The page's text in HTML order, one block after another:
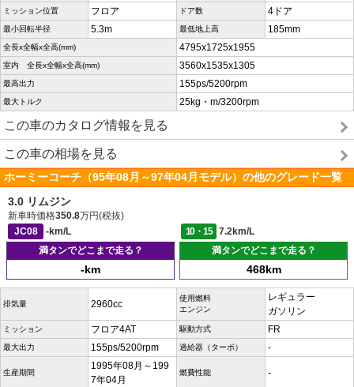
ミッション位置 フロア ドア数 4ドア
最小回転半径 5.3m 最低地上高 185mm
全長x全幅x全高(mm) 4795x1725x1955
室内 全長x全幅x全高(mm) 3560x1535x1305
最高出力 155ps/5200rpm
最大トルク 25kg・m/3200rpm
この車のカタログ情報を見る
この車の相場を見る
ホーミーコーチ（95年08月～97年04月モデル）の他のグレード一覧
3.0 リムジン
新車時価格350.8万円(税抜)
JC08
-km/L 10・15
7.2km/L
満タンでどこまで走る？
-km
満タンでどこまで走る？
468km
排気量 2960cc
使用燃料
エンジン
レギュラー
ガソリン
ミッション フロア4AT 駆動方式 FR
最大出力 155ps/5200rpm 過給器（ターボ） -
生産期間
1995年08月～199
7年04月
燃費性能 -